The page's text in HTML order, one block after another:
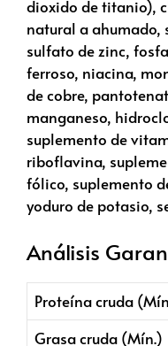
dioxido de titanio),
natural a ahumado,
sulfato de zinc,
ferroso, niacina,
de cobre,
manganeso,
suplemento de
riboflavina,
fólico, suplemento
yoduro de potasio,
Análisis
Proteína cruda
Grasa cruda (Mín.)